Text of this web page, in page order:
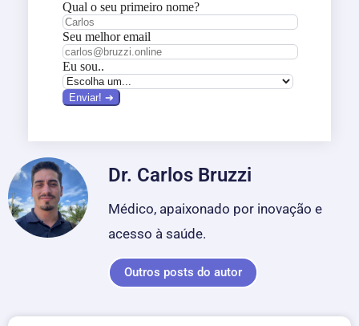
Dr. Carlos Bruzzi
Médico, apaixonado por inovação e
acesso à saúde.
Outros posts do autor